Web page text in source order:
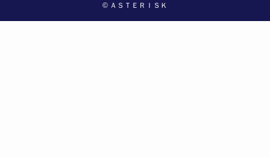
© ＡＳＴＥＲＩＳＫ